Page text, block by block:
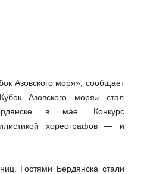
Азовского моря», сообщает
Азовского моря» стал
в мае. Конкурс
хореографов — и
Гостями Бердянска стали